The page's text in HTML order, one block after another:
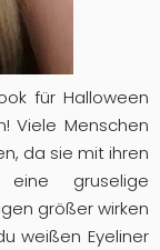
für Halloween
Viele Menschen
da sie mit ihren
eine gruselige
größer wirken
weißen Eyeliner